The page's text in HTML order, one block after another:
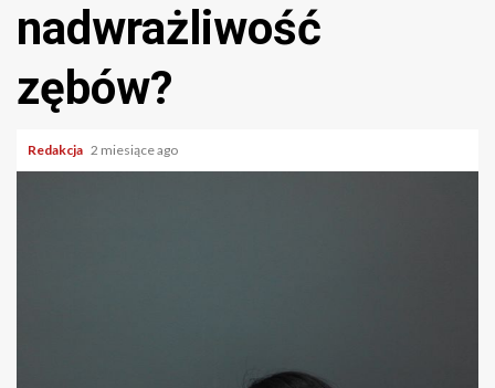
nadwrażliwość
zębów?
Redakcja 2 miesiące ago